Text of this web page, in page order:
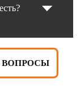
ВОПРОСЫ